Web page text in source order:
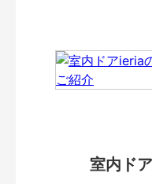
室内ド